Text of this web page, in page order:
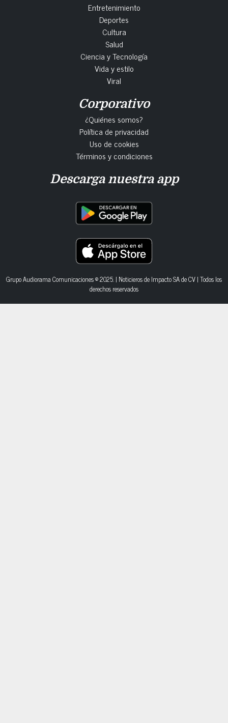
Entretenimiento
Deportes
Cultura
Salud
Ciencia y Tecnología
Vida y estilo
Viral
Corporativo
¿Quiénes somos?
Política de privacidad
Uso de cookies
Términos y condiciones
Descarga nuestra app
Grupo Audiorama Comunicaciones © 2025. | Noticieros de Impacto SA de CV | Todos los
derechos reservados